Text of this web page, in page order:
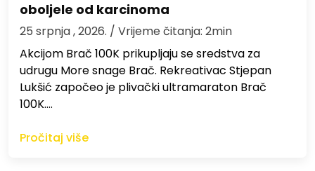
oboljele od karcinoma
25 srpnja , 2026. / Vrijeme čitanja: 2min
Akcijom Brač 100K prikupljaju se sredstva za
udrugu More snage Brač. Rekreativac Stjepan
Lukšić započeo je plivački ultramaraton Brač
100K.…
Pročitaj više